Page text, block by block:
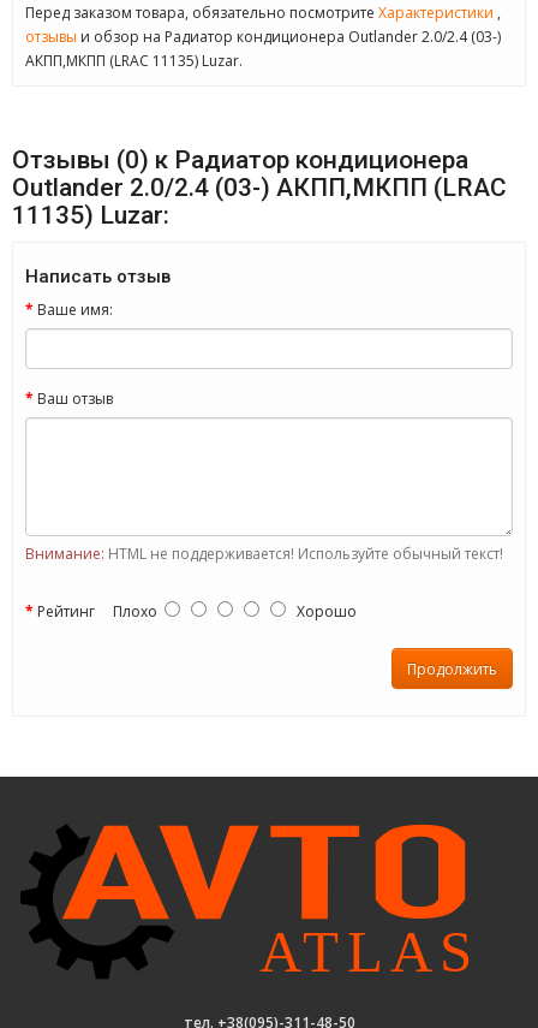
Перед заказом товара, обязательно посмотрите Характеристики ,
отзывы и обзор на Радиатор кондиционера Outlander 2.0/2.4 (03-)
АКПП,МКПП (LRAC 11135) Luzar.
Отзывы (0) к Радиатор кондиционера
Outlander 2.0/2.4 (03-) АКПП,МКПП (LRAC
11135) Luzar:
Написать отзыв
Ваше имя:
Ваш отзыв
Внимание: HTML не поддерживается! Используйте обычный текст!
Рейтинг Плохо Хорошо
Продолжить
тел. +38(095)-311-48-50